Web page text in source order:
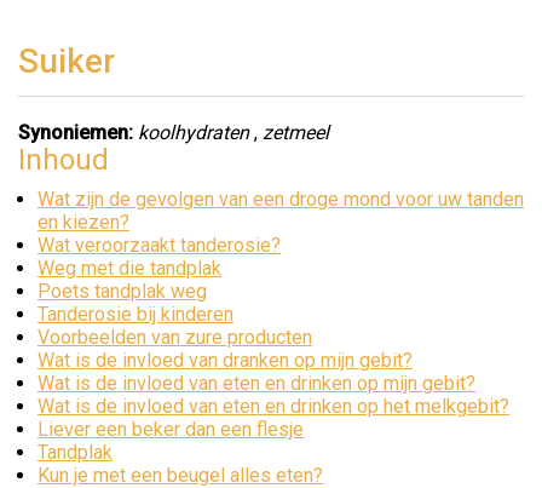
Suiker
Synoniemen: koolhydraten, zetmeel
Inhoud
Wat zijn de gevolgen van een droge mond voor uw tanden
en kiezen?
Wat veroorzaakt tanderosie?
Weg met die tandplak
Poets tandplak weg
Tanderosie bij kinderen
Voorbeelden van zure producten
Wat is de invloed van dranken op mijn gebit?
Wat is de invloed van eten en drinken op mijn gebit?
Wat is de invloed van eten en drinken op het melkgebit?
Liever een beker dan een flesje
Tandplak
Kun je met een beugel alles eten?